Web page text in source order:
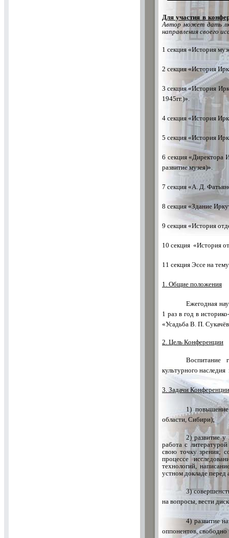
Для участия в
Автор может дать
направления своего
1 секция «История
2 секция «История
3 секция «История
1945гг.)».
4 секция «История
5 секция «История
6 секция «Директора
развитие музея)».
7 секция «А. Д.
8 секция «Здание
9 секция «История
10 секция «История
11 секция Эссе на
1. Общие положения
Ежегодная
1 раз в год в
«Усадьба В. П.
2. Цель Конференции
Воспитание
культурного
3. Задачи Конференции
1)
области, Сибири);
2) развитие у
работа с
свою точку зрения;
процессе
технологий,
устном докладе перед
3)
на вопросы, вести
4) развитие
оппонентов, свободно